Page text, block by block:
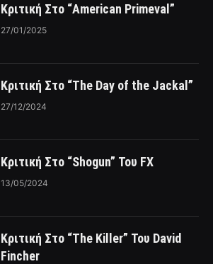
Κριτική Στο “American Primeval”
27/01/2025
Κριτική Στο “The Day of the Jackal”
27/12/2024
Κριτική Στο “Shogun” Του FX
13/05/2024
Κριτική Στο “The Killer” Του David
Fincher